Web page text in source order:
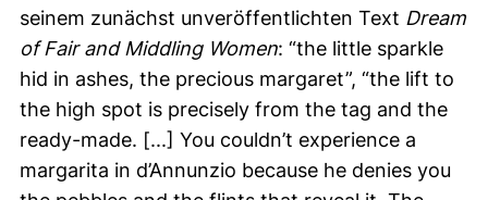
seinem zunächst unveröffentlichten Text Dream
of Fair and Middling Women: “the little sparkle
hid in ashes, the precious margaret”, “the lift to
the high spot is precisely from the tag and the
ready-made. [...] You couldn’t experience a
margarita in d’Annunzio because he denies you